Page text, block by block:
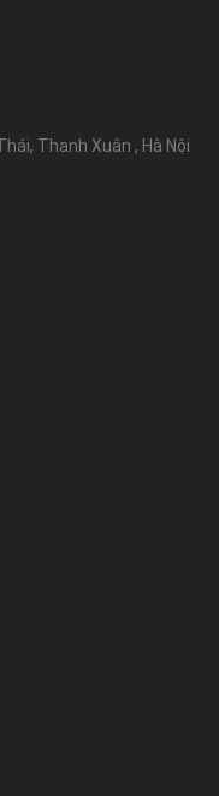
Thanh Xuân , Hà Nội